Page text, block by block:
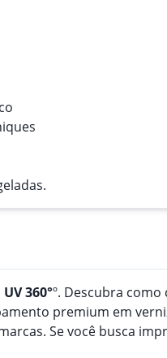
UV 360°º. Descubra
premium em
Se você busca